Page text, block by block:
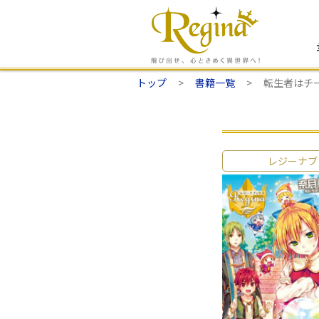
トップ 書籍一覧 転生者はチ
レジーナ